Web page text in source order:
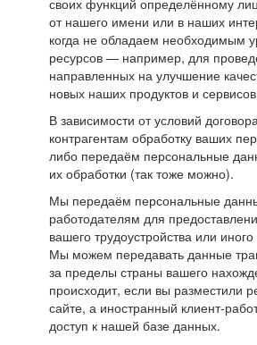
своих функций определённому
от нашего имени или в наших
когда не обладаем необходимым
ресурсов — например, для
направленных на улучшение
новых наших продуктов и
В зависимости от условий
контрагентам обработку ваших
либо передаём персональные
их обработки (так тоже можно).
Мы передаём персональные
работодателям для
вашего трудоустройства или
Мы можем передавать данные
за пределы страны вашего
происходит, если вы разместили
сайте, а иностранный клиент-
доступ к нашей базе данных.